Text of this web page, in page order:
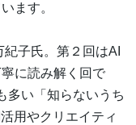
ます。
子氏。第２回はAI
に読み解く回で
多い「知らないうち
用やクリエイティ